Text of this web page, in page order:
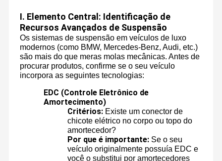
Ⅰ. Elemento Central: Identificação de
Recursos Avançados de Suspensão
Os sistemas de suspensão em veículos de luxo
modernos (como BMW, Mercedes-Benz, Audi, etc.)
são mais do que meras molas mecânicas. Antes de
procurar produtos, confirme se o seu veículo
incorpora as seguintes tecnologias:
EDC (Controle Eletrônico de
Amortecimento)
Critérios: Existe um conector de
chicote elétrico no corpo ou topo do
amortecedor?
Por que é importante: Se o seu
veículo originalmente possuía EDC e
você o substitui por amortecedores